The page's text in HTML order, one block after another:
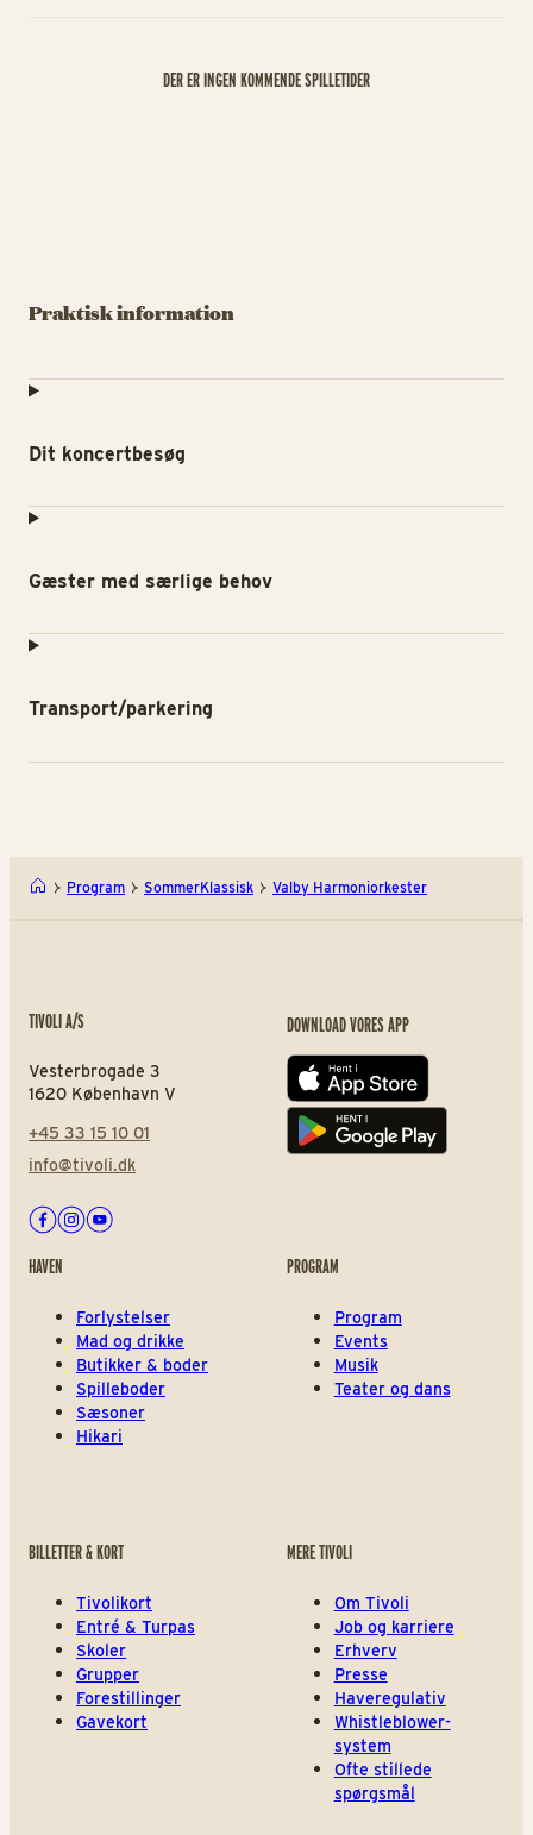
DER ER INGEN KOMMENDE SPILLETIDER
Praktisk information
Dit koncertbesøg
Gæster med særlige behov
Transport/parkering
Program SommerKlassisk Valby Harmoniorkester
TIVOLI A/S
Vesterbrogade 3
1620 København V
+45 33 15 10 01
info@tivoli.dk
Facebook
Instagram
Youtube
DOWNLOAD VORES APP
App store
Play store
HAVEN
Forlystelser
Mad og drikke
Butikker & boder
Spilleboder
Sæsoner
Hikari
PROGRAM
Program
Events
Musik
Teater og dans
BILLETTER & KORT
Tivolikort
Entré & Turpas
Skoler
Grupper
Forestillinger
Gavekort
MERE TIVOLI
Om Tivoli
Job og karriere
Erhverv
Presse
Haveregulativ
Whistleblower-
system
Ofte stillede
spørgsmål